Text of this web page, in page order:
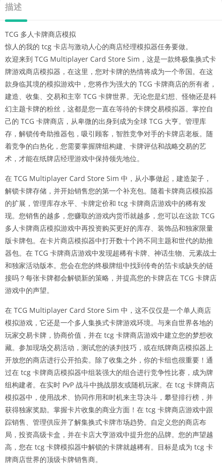
描述
TCG 多人卡牌商店模拟
惊人的我的 tcg 卡店与激动人心的商店经理模拟器任务要做。
欢迎来到 TCG Multiplayer Card Store Sim，这是一款终极集换式卡
牌游戏商店模拟器，在这里，您对卡牌的热情将成为一个帝国。在这
款身临其境的模拟游戏中，您将作为强大的 TCG 卡牌商店的所有者，
建造、收集、交易和主宰 TCG 卡牌世界。无论您是幻想、怪物还是科
幻主题卡牌的粉丝，这都是您一直在等待的卡牌交易模拟器。掌控自
己的 TCG 卡牌商店，从卑微的出身到成为全球 TCG 大亨。管理库
存，解锁传奇助推器包，吸引顾客，智胜竞争对手的卡牌店老板。随
着竞争的白热化，您需要掌握牌组构建、卡牌评估和战略交易的艺
术，才能在纸牌店经理游戏中保持领先地位。
在 TCG Multiplayer Card Store Sim 中，从小事做起，建造架子，
解锁卡牌存储，并开始销售您的第一个补充包。随着卡牌商店模拟器
的扩展，管理库存水平、卡牌定价和 tcg 卡牌商店游戏中的稀有发
现。您销售的越多，您赚取的游戏内货币就越多，您可以在这款 TCG
多人卡牌商店模拟游戏中再投资购买更好的库存、装饰品和独家限量
版卡牌包。在卡片商店模拟器中打开数十个跨不同主题和世代的助推
器包。在 TCG 卡牌商店游戏中发现超稀有卡牌、神话生物、元素战士
和独家活动版本。您会在您的终极牌组中找到传奇的箔卡或缺失的链
接吗？每张卡牌都会解锁新的策略，并提高您的卡牌店在 TCG 卡牌店
游戏中的声望。
在 TCG Multiplayer Card Store Sim 中，这不仅仅是一个单人商店
模拟游戏，它还是一个多人集换式卡牌游戏环境。与来自世界各地的
玩家交易卡牌，协商价值，并在 tcg 卡牌商店游戏中建立您的梦想收
藏。参加现场交易活动，测试您的谈判技巧，或在纸牌商店模拟器上
开放您的商店进行公开拍卖。除了收集之外，你的卡组也很重要！通
过在 tcg 卡牌商店模拟器中组装强大的组合进行竞争性比赛，成为牌
组构建者。在实时 PvP 战斗中挑战朋友或随机玩家。在 tcg 卡牌商店
模拟器中，使用战术、协同作用和时机来主导决斗，攀登排行榜，并
获得独家奖励。掌握卡片收集的商业方面！在 tcg 卡牌商店游戏中跟
踪销售、管理供应并了解集换式卡牌市场趋势。自定义您的商店布
局，投资高级卡盒，并在卡店大亨游戏中提升您的品牌。您的声望越
高，您在 tcg 卡牌模拟器中解锁的卡牌就越稀有。目标是成为 tcg 卡
牌商店世界的顶级卡牌销售商。